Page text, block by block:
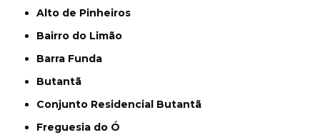
Alto de Pinheiros
Bairro do Limão
Barra Funda
Butantã
Conjunto Residencial Butantã
Freguesia do Ó